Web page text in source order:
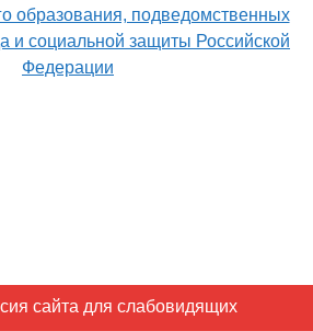
образования, подведомственных
и социальной защиты Российской
Федерации
сайта для слабовидящих